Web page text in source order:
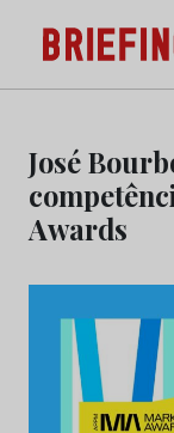
content
Briefing:
Marketing e
José
Awards